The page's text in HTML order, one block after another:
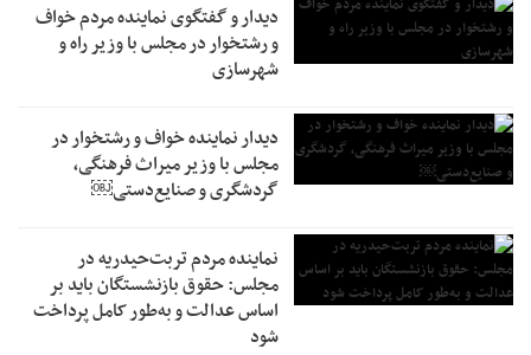
دیدار و گفتگوی نماینده مردم خواف
و رشتخوار در مجلس با وزیر راه و
شهرسازی
دیدار نماینده خواف و رشتخوار در
مجلس با وزیر میراث فرهنگی،
گردشگری و صنایع‌دستی￼
نماینده مردم تربت‌حیدریه در
مجلس: حقوق بازنشستگان باید بر
اساس عدالت و به‌طور کامل پرداخت
شود